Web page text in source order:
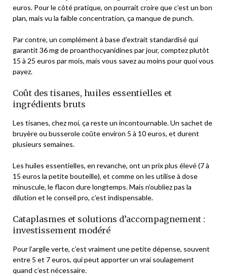
euros. Pour le côté pratique, on pourrait croire que c’est un bon
plan, mais vu la faible concentration, ça manque de punch.
Par contre, un complément à base d’extrait standardisé qui
garantit 36 mg de proanthocyanidines par jour, comptez plutôt
15 à 25 euros par mois, mais vous savez au moins pour quoi vous
payez.
Coût des tisanes, huiles essentielles et
ingrédients bruts
Les tisanes, chez moi, ça reste un incontournable. Un sachet de
bruyère ou busserole coûte environ 5 à 10 euros, et durent
plusieurs semaines.
Les huiles essentielles, en revanche, ont un prix plus élevé (7 à
15 euros la petite bouteille), et comme on les utilise à dose
minuscule, le flacon dure longtemps. Mais n’oubliez pas la
dilution et le conseil pro, c’est indispensable.
Cataplasmes et solutions d’accompagnement :
investissement modéré
Pour l’argile verte, c’est vraiment une petite dépense, souvent
entre 5 et 7 euros, qui peut apporter un vrai soulagement
quand c’est nécessaire.